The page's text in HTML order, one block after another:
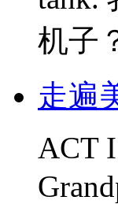
机子
走遍
ACT